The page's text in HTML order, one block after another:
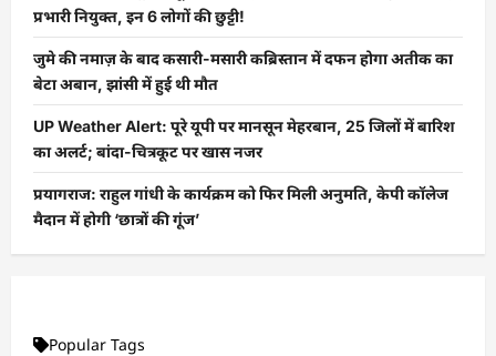
प्रभारी नियुक्त, इन 6 लोगों की छुट्टी!
जुमे की नमाज़ के बाद कसारी-मसारी कब्रिस्तान में दफन होगा अतीक का
बेटा अबान, झांसी में हुई थी मौत
UP Weather Alert: पूरे यूपी पर मानसून मेहरबान, 25 जिलों में बारिश
का अलर्ट; बांदा-चित्रकूट पर खास नजर
प्रयागराज: राहुल गांधी के कार्यक्रम को फिर मिली अनुमति, केपी कॉलेज
मैदान में होगी ‘छात्रों की गूंज’
Popular Tags